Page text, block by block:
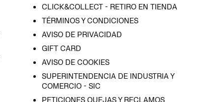
CLICK&COLLECT - RETIRO EN TIENDA
TÉRMINOS Y CONDICIONES
AVISO DE PRIVACIDAD
GIFT CARD
AVISO DE COOKIES
SUPERINTENDENCIA DE INDUSTRIA Y
COMERCIO - SIC
PETICIONES QUEJAS Y RECLAMOS